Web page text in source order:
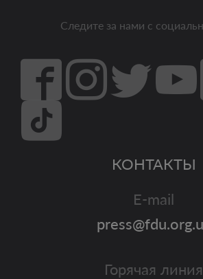
Следите за нами с
КОНТАКТЫ
E-mail
Горячая линия